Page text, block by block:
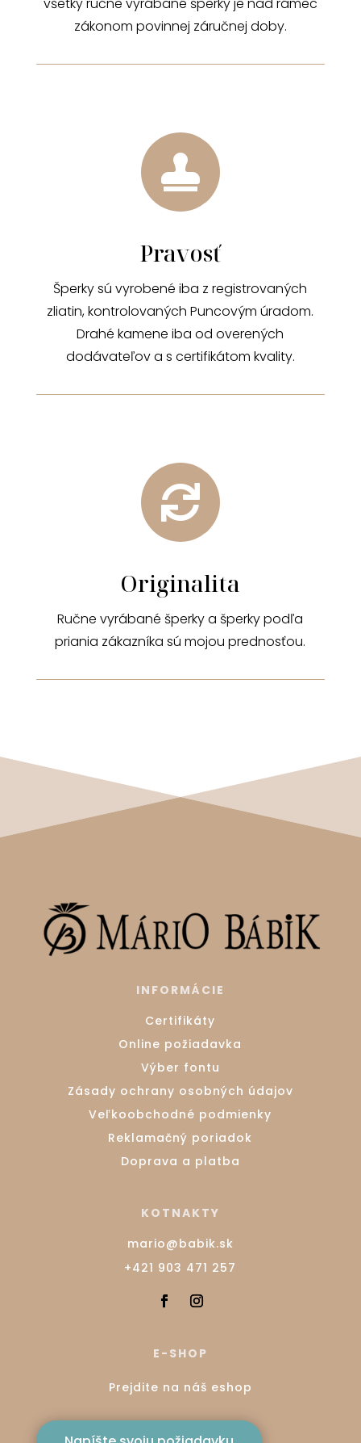
zákonom povinnej záručnej doby.

Pravosť
Šperky sú vyrobené iba z registrovaných
zliatin, kontrolovaných Puncovým úradom.
Drahé kamene iba od overených
dodávateľov a s certifikátom kvality.

Originalita
Ručne vyrábané šperky a šperky podľa
priania zákazníka sú mojou prednosťou.
INFORMÁCIE
Certifikáty
Online požiadavka
Výber fontu
Zásady ochrany osobných údajov
Veľkoobchodné podmienky
Reklamačný poriadok
Doprava a platba
KOTNAKTY
mario@babik.sk
+421 903 471 257
E-SHOP
Prejdite na náš eshop